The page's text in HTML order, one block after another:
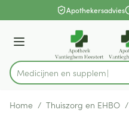
Ga naar de inhoudApothekersadvies
Menu
Product, merk, categorie...
Medi
Home / Thuiszorg en EHBO /